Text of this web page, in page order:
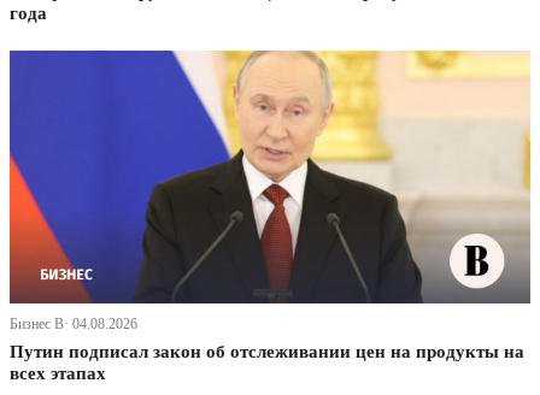
года
Бизнес В· 04.08.2026
Путин подписал закон об отслеживании цен на продукты на
всех этапах